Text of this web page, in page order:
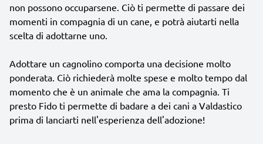
non possono occuparsene. Ciò ti permette di passare dei
momenti in compagnia di un cane, e potrà aiutarti nella
scelta di adottarne uno.
Adottare un cagnolino comporta una decisione molto
ponderata. Ciò richiederà molte spese e molto tempo dal
momento che è un animale che ama la compagnia. Ti
presto Fido ti permette di badare a dei cani a Valdastico
prima di lanciarti nell'esperienza dell'adozione!